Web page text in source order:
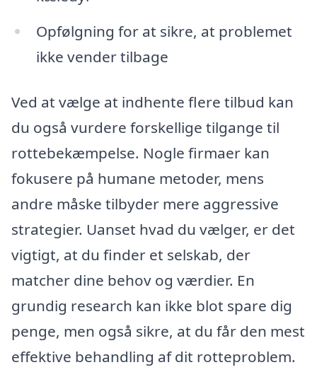
Opfølgning for at sikre, at problemet
ikke vender tilbage
Ved at vælge at indhente flere tilbud kan
du også vurdere forskellige tilgange til
rottebekæmpelse. Nogle firmaer kan
fokusere på humane metoder, mens
andre måske tilbyder mere aggressive
strategier. Uanset hvad du vælger, er det
vigtigt, at du finder et selskab, der
matcher dine behov og værdier. En
grundig research kan ikke blot spare dig
penge, men også sikre, at du får den mest
effektive behandling af dit rotteproblem.